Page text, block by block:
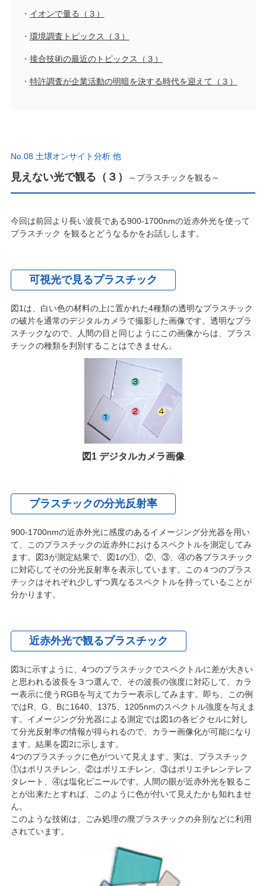
イオンで量る（３）
環境調査トピックス（３）
接合技術の最近のトピックス（３）
特許調査が企業活動の明暗を決する時代を迎えて（３）
No.08 土壌オンサイト分析 他
見えない光で観る（３） ～プラスチックを観る～
今回は前回より長い波長である900-1700nmの近赤外光を使って
プラスチック を観るとどうなるかをお話しします。
可視光で見るプラスチック
図1は、白い色の材料の上に置かれた4種類の透明なプラスチック
の破片を通常のデジタルカメラで撮影した画像です。透明なプラ
スチックなので、人間の目と同じようにこの画像からは、プラス
チックの種類を判別することはできません。
図1 デジタルカメラ画像
プラスチックの分光反射率
900-1700nmの近赤外光に感度のあるイメージング分光器を用い
て、このプラスチックの近赤外におけるスペクトルを測定してみ
ます。図3が測定結果で、図1の①、②、③、④の各プラスチック
に対応してその分光反射率を表示しています。この４つのプラス
チックはそれぞれ少しずつ異なるスペクトルを持っていることが
分かります。
近赤外光で観るプラスチック
図3に示すように、4つのプラスチックでスペクトルに差が大きい
と思われる波長を３つ選んで、その波長の強度に対応して、カラ
ー表示に使うRGBを与えてカラー表示してみます。即ち、この例
ではR、G、Bに1640、1375、1205nmのスペクトル強度を与えま
す。イメージング分光器による測定では図1の各ピクセルに対し
て分光反射率の情報が得られるので、カラー画像化が可能になり
ます。結果を図2に示します。
4つのプラスチックに色がついて見えます。実は、プラスチック
①はポリスチレン、②はポリエチレン、③はポリエチレンテレフ
タレート、④は塩化ビニールです。人間の眼が近赤外光を観るこ
とが出来たとすれば、このように色が付いて見えたかも知れませ
ん。
このような技術は、ごみ処理の廃プラスチックの弁別などに利用
されています。